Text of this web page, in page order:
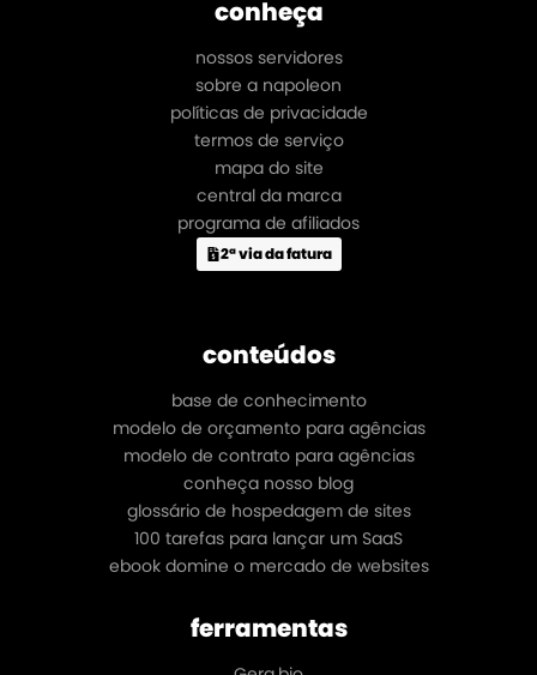
conheça
nossos servidores
sobre a napoleon
políticas de privacidade
termos de serviço
mapa do site
central da marca
programa de afiliados
2ª via da fatura
conteúdos
base de conhecimento
modelo de orçamento para agências
modelo de contrato para agências
conheça nosso blog
glossário de hospedagem de sites
100 tarefas para lançar um SaaS
ebook domine o mercado de websites
ferramentas